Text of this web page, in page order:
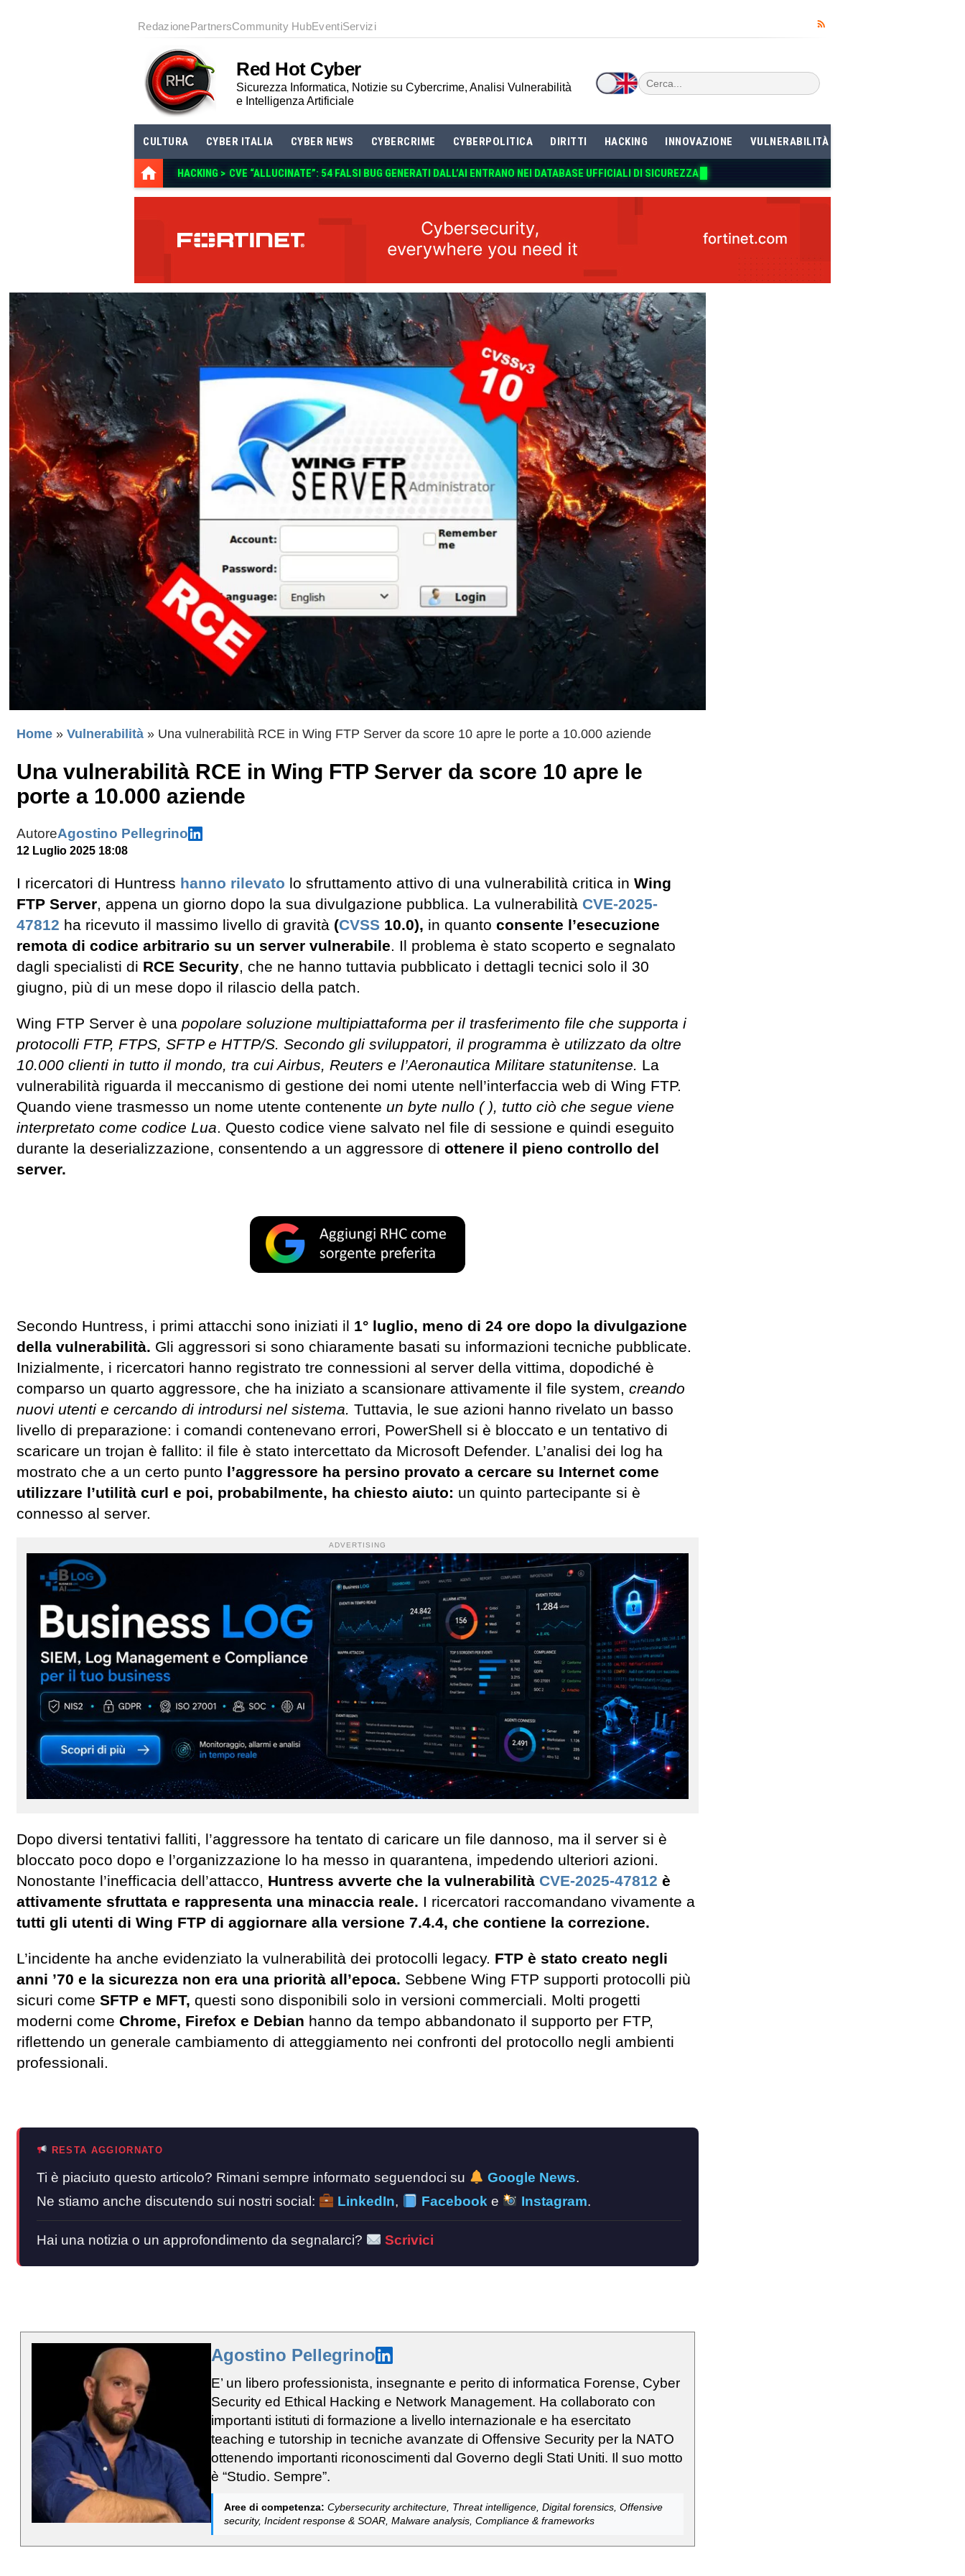
RedazionePartnersCommunity HubEventiServizi
Red Hot Cyber
Sicurezza Informatica, Notizie su Cybercrime, Analisi Vulnerabilità
e Intelligenza Artificiale
CULTURA CYBER ITALIA CYBER NEWS CYBERCRIME CYBERPOLITICA DIRITTI HACKING INNOVAZIONE VULNERABILITÀ
HACKING > CVE “ALLUCINATE”: 54 FALSI BUG GENERATI DALL’AI ENTRANO NEI DATABASE UFFICIALI DI SICUREZZA
Home » Vulnerabilità » Una vulnerabilità RCE in Wing FTP Server da score 10 apre le porte a 10.000 aziende
Una vulnerabilità RCE in Wing FTP Server da score 10 apre le
porte a 10.000 aziende
AutoreAgostino Pellegrino
12 Luglio 2025 18:08
I ricercatori di Huntress hanno rilevato lo sfruttamento attivo di una vulnerabilità critica in Wing
FTP Server, appena un giorno dopo la sua divulgazione pubblica. La vulnerabilità CVE-2025-
47812 ha ricevuto il massimo livello di gravità (CVSS 10.0), in quanto consente l’esecuzione
remota di codice arbitrario su un server vulnerabile. Il problema è stato scoperto e segnalato
dagli specialisti di RCE Security, che ne hanno tuttavia pubblicato i dettagli tecnici solo il 30
giugno, più di un mese dopo il rilascio della patch.
Wing FTP Server è una popolare soluzione multipiattaforma per il trasferimento file che supporta i
protocolli FTP, FTPS, SFTP e HTTP/S. Secondo gli sviluppatori, il programma è utilizzato da oltre
10.000 clienti in tutto il mondo, tra cui Airbus, Reuters e l’Aeronautica Militare statunitense. La
vulnerabilità riguarda il meccanismo di gestione dei nomi utente nell’interfaccia web di Wing FTP.
Quando viene trasmesso un nome utente contenente un byte nullo ( ), tutto ciò che segue viene
interpretato come codice Lua. Questo codice viene salvato nel file di sessione e quindi eseguito
durante la deserializzazione, consentendo a un aggressore di ottenere il pieno controllo del
server.
Secondo Huntress, i primi attacchi sono iniziati il 1° luglio, meno di 24 ore dopo la divulgazione
della vulnerabilità. Gli aggressori si sono chiaramente basati su informazioni tecniche pubblicate.
Inizialmente, i ricercatori hanno registrato tre connessioni al server della vittima, dopodiché è
comparso un quarto aggressore, che ha iniziato a scansionare attivamente il file system, creando
nuovi utenti e cercando di introdursi nel sistema. Tuttavia, le sue azioni hanno rivelato un basso
livello di preparazione: i comandi contenevano errori, PowerShell si è bloccato e un tentativo di
scaricare un trojan è fallito: il file è stato intercettato da Microsoft Defender. L’analisi dei log ha
mostrato che a un certo punto l’aggressore ha persino provato a cercare su Internet come
utilizzare l’utilità curl e poi, probabilmente, ha chiesto aiuto: un quinto partecipante si è
connesso al server.
ADVERTISING
Dopo diversi tentativi falliti, l’aggressore ha tentato di caricare un file dannoso, ma il server si è
bloccato poco dopo e l’organizzazione lo ha messo in quarantena, impedendo ulteriori azioni.
Nonostante l’inefficacia dell’attacco, Huntress avverte che la vulnerabilità CVE-2025-47812 è
attivamente sfruttata e rappresenta una minaccia reale. I ricercatori raccomandano vivamente a
tutti gli utenti di Wing FTP di aggiornare alla versione 7.4.4, che contiene la correzione.
L’incidente ha anche evidenziato la vulnerabilità dei protocolli legacy. FTP è stato creato negli
anni ’70 e la sicurezza non era una priorità all’epoca. Sebbene Wing FTP supporti protocolli più
sicuri come SFTP e MFT, questi sono disponibili solo in versioni commerciali. Molti progetti
moderni come Chrome, Firefox e Debian hanno da tempo abbandonato il supporto per FTP,
riflettendo un generale cambiamento di atteggiamento nei confronti del protocollo negli ambienti
professionali.
RESTA AGGIORNATO
Ti è piaciuto questo articolo? Rimani sempre informato seguendoci su Google News.
Ne stiamo anche discutendo sui nostri social:
LinkedIn, Facebook e Instagram.
Hai una notizia o un approfondimento da segnalarci? Scrivici
Agostino Pellegrino
E’ un libero professionista, insegnante e perito di informatica Forense, Cyber
Security ed Ethical Hacking e Network Management. Ha collaborato con
importanti istituti di formazione a livello internazionale e ha esercitato
teaching e tutorship in tecniche avanzate di Offensive Security per la NATO
ottenendo importanti riconoscimenti dal Governo degli Stati Uniti. Il suo motto
è “Studio. Sempre”.
Aree di competenza: Cybersecurity architecture, Threat intelligence, Digital forensics, Offensive
security, Incident response & SOAR, Malware analysis, Compliance & frameworks